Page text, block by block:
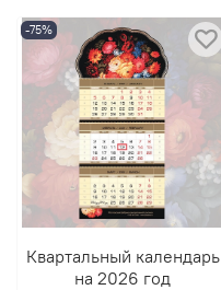
-75%
Квартальный календарь
на 2026 год